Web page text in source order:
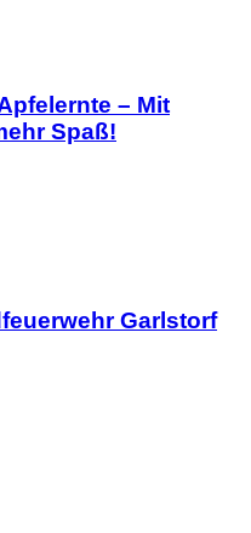
– Mit
Spaß!
Garlstorf